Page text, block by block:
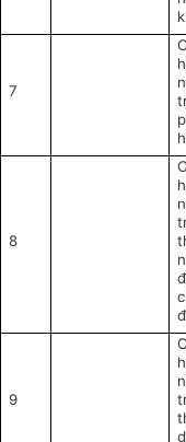
7
8
9